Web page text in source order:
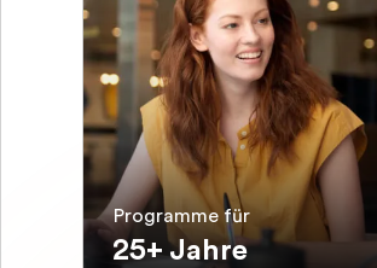
Programme für
25+ Jahre